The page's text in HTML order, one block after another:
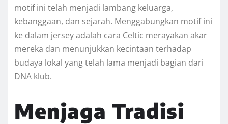
motif ini telah menjadi lambang keluarga,
kebanggaan, dan sejarah. Menggabungkan motif ini
ke dalam jersey adalah cara Celtic merayakan akar
mereka dan menunjukkan kecintaan terhadap
budaya lokal yang telah lama menjadi bagian dari
DNA klub.
Menjaga Tradisi